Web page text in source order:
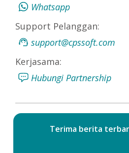
Whatsapp
Support Pelanggan:
support@cpssoft.com
Kerjasama:
Hubungi Partnership
Terima berita